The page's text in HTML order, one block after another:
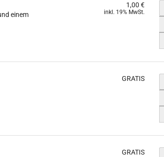
einem
1,00 €
inkl. 19% MwSt.
GRATIS
GRATIS